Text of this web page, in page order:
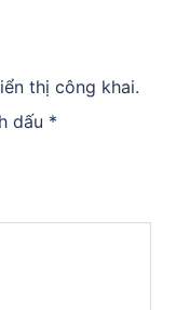
thị công khai.
dấu *